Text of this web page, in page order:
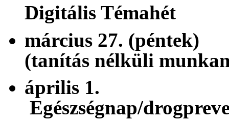
Digitális Témahét
március 27.
(tanítás nélküli
Egészségnap/